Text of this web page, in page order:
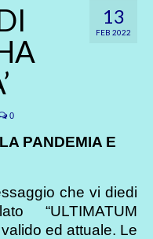
13
FEB 2022
0
PANDEMIA E
che vi diedi
“ULTIMATUM
valido ed attuale. Le